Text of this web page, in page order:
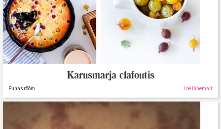
Karusmarja clafoutis
Puhas rõõm Loe lähemalt